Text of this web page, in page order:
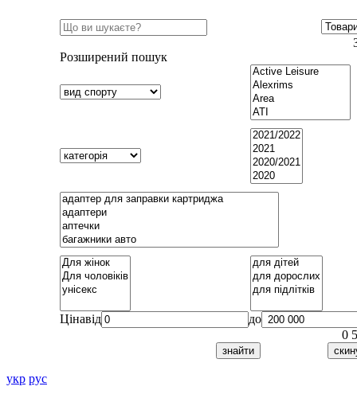
Розширений пошук
Цінавід
до
0
укр рус